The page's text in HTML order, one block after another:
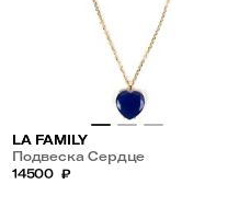
LA FAMILY
Подвеска Сердце
14500 ₽